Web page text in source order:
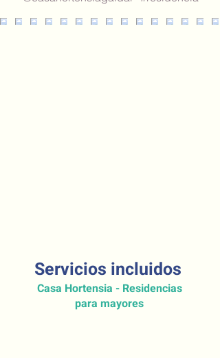
Servicios incluidos
Casa Hortensia - Residencias
para mayores